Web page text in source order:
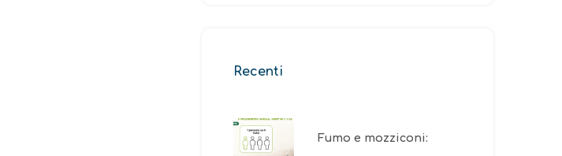
Recenti
Fumo e mozziconi: